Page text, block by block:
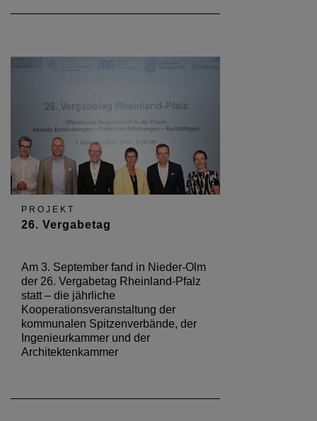
PROJEKT
26. Vergabetag
Am 3. September fand in Nieder-Olm
der 26. Vergabetag Rheinland-Pfalz
statt – die jährliche
Kooperationsveranstaltung der
kommunalen Spitzenverbände, der
Ingenieurkammer und der
Architektenkammer